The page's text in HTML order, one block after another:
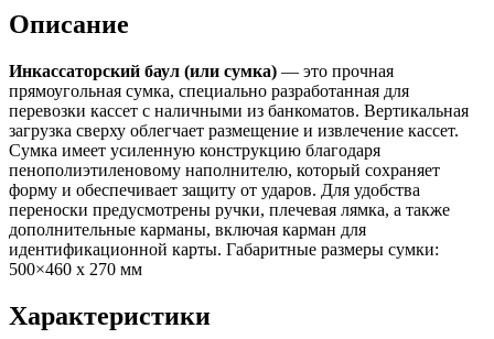
Описание
Инкассаторский баул (или сумка) — это прочная
прямоугольная сумка, специально разработанная для
перевозки кассет с наличными из банкоматов. Вертикальная
загрузка сверху облегчает размещение и извлечение кассет.
Сумка имеет усиленную конструкцию благодаря
пенополиэтиленовому наполнителю, который сохраняет
форму и обеспечивает защиту от ударов. Для удобства
переноски предусмотрены ручки, плечевая лямка, а также
дополнительные карманы, включая карман для
идентификационной карты. Габаритные размеры сумки:
500×460 х 270 мм
Характеристики